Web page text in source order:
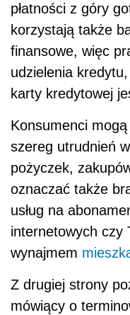
płatności z góry
korzystają także
finansowe, więc
udzielenia
karty kredytowej
Konsumenci
szereg utrudnień
pożyczek,
oznaczać także
usług na
internetowych czy
wynajmem
Z drugiej strony
mówiący o